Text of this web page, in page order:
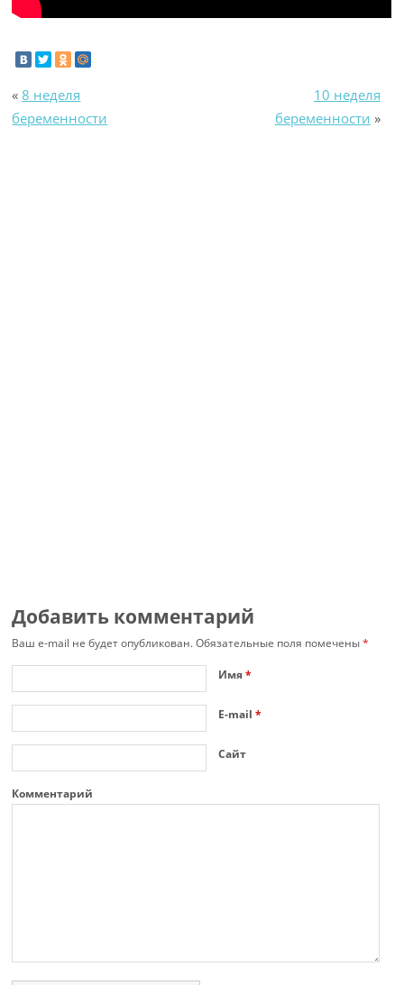
«8 неделя
беременности
10 неделя
беременности »
Добавить комментарий
Ваш e-mail не будет опубликован.Обязательные поля помечены*
Имя*
E-mail*
Сайт
Комментарий